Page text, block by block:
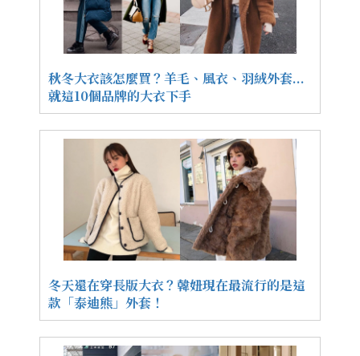
秋冬大衣該怎麼買？羊毛、風衣、羽絨外套...
就這10個品牌的大衣下手
冬天還在穿長版大衣？韓妞現在最流行的是這
款「泰迪熊」外套！